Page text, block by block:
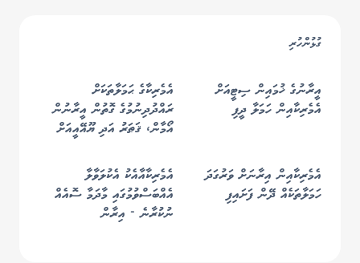
ގުޅުންހުރި
އީރާނުގެ ޚުމައިން ސިޓީއަށް
އެމެރިކާއިން ހަމަލާ ދީފި
އެމެރިކާގެ ޙަމަލާތަކަށް
ރައްދުދިނުމުގެ ގޮތުން އީރާނުން
އޯމާން، ޤަޠަރު އަދި ޔޫއޭއީއަށް
އެމެރިކާއިން އިރާނަށް ވަރުގަދަ
ހަމަލާތަކެއް ދޭން ފަށައިފި
އެމެރިކާއާއެކު އެކުލަވާލާ
އެއްބަސްވުމުގައި މާދަމާ ސޮއެއް
ނުކުރާނެ - އިރާން